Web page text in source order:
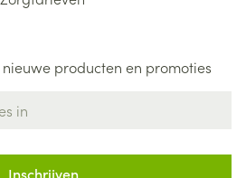
producten en promoties
Inschrijven